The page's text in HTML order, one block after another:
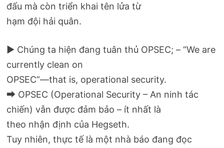
đấu mà còn triển khai tên lửa từ
hạm đội hải quân.
▶ Chúng ta hiện đang tuân thủ OPSEC; – “We are
currently clean on
OPSEC”—that is, operational security.
⮕ OPSEC (Operational Security – An ninh tác
chiến) vẫn được đảm bảo – ít nhất là
theo nhận định của Hegseth.
Tuy nhiên, thực tế là một nhà báo đang đọc